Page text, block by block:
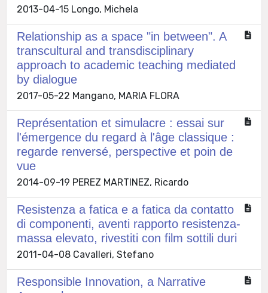
2013-04-15 Longo, Michela
Relationship as a space "in between". A
transcultural and transdisciplinary
approach to academic teaching mediated
by dialogue
2017-05-22 Mangano, MARIA FLORA
Représentation et simulacre : essai sur
l'émergence du regard à l'âge classique :
regarde renversé, perspective et poin de
vue
2014-09-19 PEREZ MARTINEZ, Ricardo
Resistenza a fatica e a fatica da contatto
di componenti, aventi rapporto resistenza-
massa elevato, rivestiti con film sottili duri
2011-04-08 Cavalleri, Stefano
Responsible Innovation, a Narrative